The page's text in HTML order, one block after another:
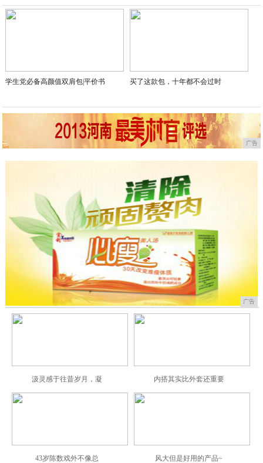
2020-08-24
学生党必备高颜值双肩包|平价书 买了这款包，十年都不会过时
广告
广告
汲灵感于往昔岁月，凝 内搭其实比外套还重要
43岁陈数戏外不像总 风大但是好用的产品~